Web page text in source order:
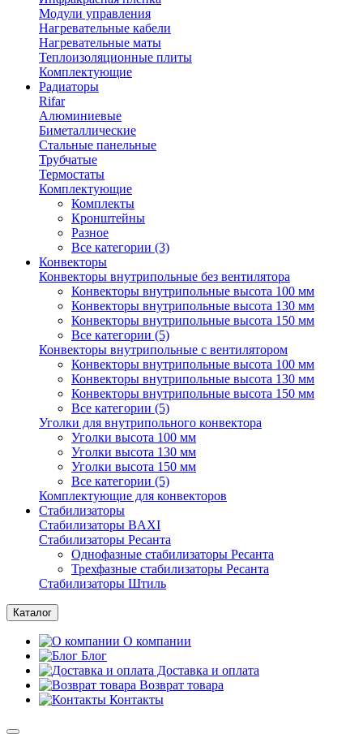
Модули управления
Нагревательные кабели
Нагревательные маты
Теплоизоляционные плиты
Комплектующие
Радиаторы
Rifar
Алюминиевые
Биметаллические
Стальные панельные
Трубчатые
Термостаты
Комплектующие
Комплекты
Кронштейны
Разное
Все категории (3)
Конвекторы
Конвекторы внутрипольные без вентилятора
Конвекторы внутрипольные высота 100 мм
Конвекторы внутрипольные высота 130 мм
Конвекторы внутрипольные высота 150 мм
Все категории (5)
Конвекторы внутрипольные с вентилятором
Конвекторы внутрипольные высота 100 мм
Конвекторы внутрипольные высота 130 мм
Конвекторы внутрипольные высота 150 мм
Все категории (5)
Уголки для внутрипольного конвектора
Уголки высота 100 мм
Уголки высота 130 мм
Уголки высота 150 мм
Все категории (5)
Комплектующие для конвекторов
Стабилизаторы
Стабилизаторы BAXI
Стабилизаторы Ресанта
Однофазные стабилизаторы Ресанта
Трехфазные стабилизаторы Ресанта
Стабилизаторы Штиль
Каталог
О компании
Блог
Доставка и оплата
Возврат товара
Контакты